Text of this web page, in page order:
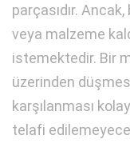
parçasıdır.
veya malzeme
istemektedir. Bir
üzerinden
karşılanması
telafi